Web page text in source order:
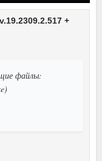
+
файлы: